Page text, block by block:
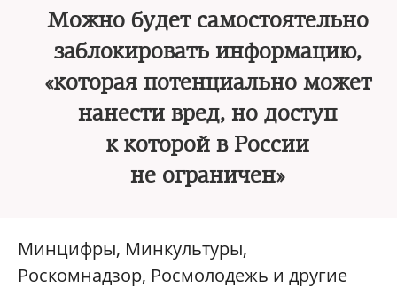
Можно будет самостоятельно
заблокировать информацию,
«которая потенциально может
нанести вред, но доступ
к которой в России
не ограничен»
Минцифры, Минкультуры,
Роскомнадзор, Росмолодежь и другие